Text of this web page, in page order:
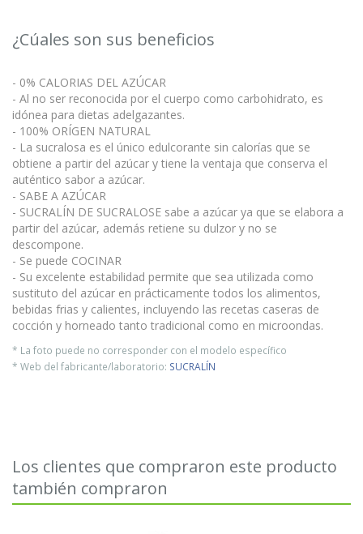
¿Cúales son sus beneficios
- 0% CALORIAS DEL AZÚCAR
- Al no ser reconocida por el cuerpo como carbohidrato, es
idónea para dietas adelgazantes.
- 100% ORÍGEN NATURAL
- La sucralosa es el único edulcorante sin calorías que se
obtiene a partir del azúcar y tiene la ventaja que conserva el
auténtico sabor a azúcar.
- SABE A AZÚCAR
- SUCRALÍN DE SUCRALOSE sabe a azúcar ya que se elabora a
partir del azúcar, además retiene su dulzor y no se
descompone.
- Se puede COCINAR
- Su excelente estabilidad permite que sea utilizada como
sustituto del azúcar en prácticamente todos los alimentos,
bebidas frias y calientes, incluyendo las recetas caseras de
cocción y horneado tanto tradicional como en microondas.
* La foto puede no corresponder con el modelo específico
* Web del fabricante/laboratorio: SUCRALÍN
Los clientes que compraron este producto
también compraron